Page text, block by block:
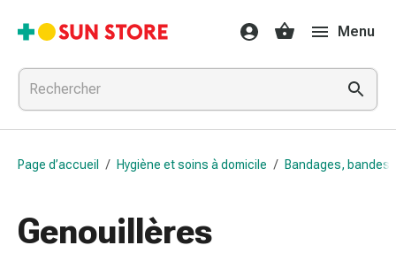
Médicaments
et
traitements
Refroidissement
et
grippe
contre
toux
Mal
Menu
Page d’accueil / Hygiène et soins à domicile / Bandages, bandes
Genouillères